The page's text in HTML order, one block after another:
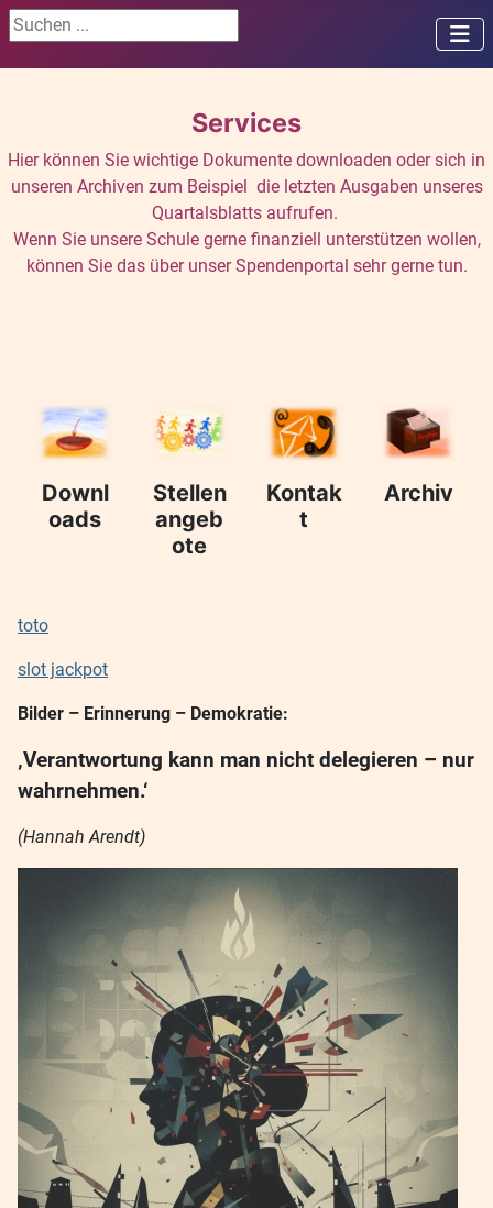
Suchen ...
Services
Hier können Sie wichtige Dokumente downloaden oder sich in
unseren Archiven zum Beispiel die letzten Ausgaben unseres
Quartalsblatts aufrufen.
Wenn Sie unsere Schule gerne finanziell unterstützen wollen,
können Sie das über unser Spendenportal sehr gerne tun.
Downl
oads
Stellen
angeb
ote
Kontak
t
Archiv
toto
slot jackpot
Bilder – Erinnerung – Demokratie:
‚Verantwortung kann man nicht delegieren – nur
wahrnehmen.‘
(Hannah Arendt)